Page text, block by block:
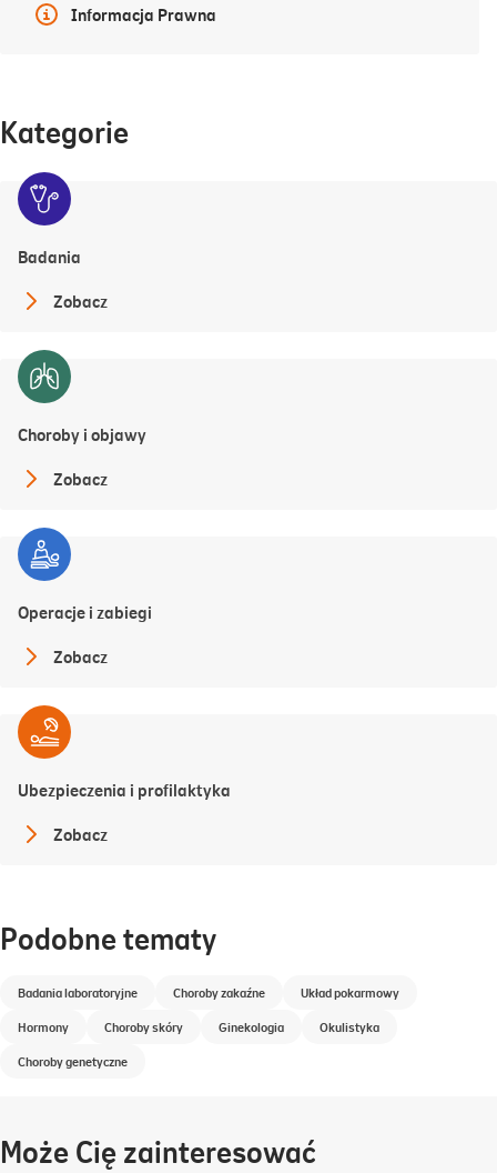
Informacja Prawna
Kategorie
Badania
Zobacz
Choroby i objawy
Zobacz
Operacje i zabiegi
Zobacz
Ubezpieczenia i profilaktyka
Zobacz
Podobne tematy
Badania laboratoryjne Choroby zakaźne
Układ pokarmowy
Hormony
Choroby skóry Ginekologia
Okulistyka
Choroby genetyczne
Może Cię zainteresować